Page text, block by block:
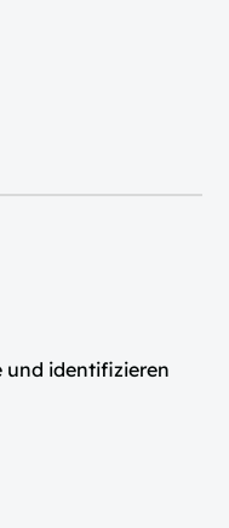
und identifizieren